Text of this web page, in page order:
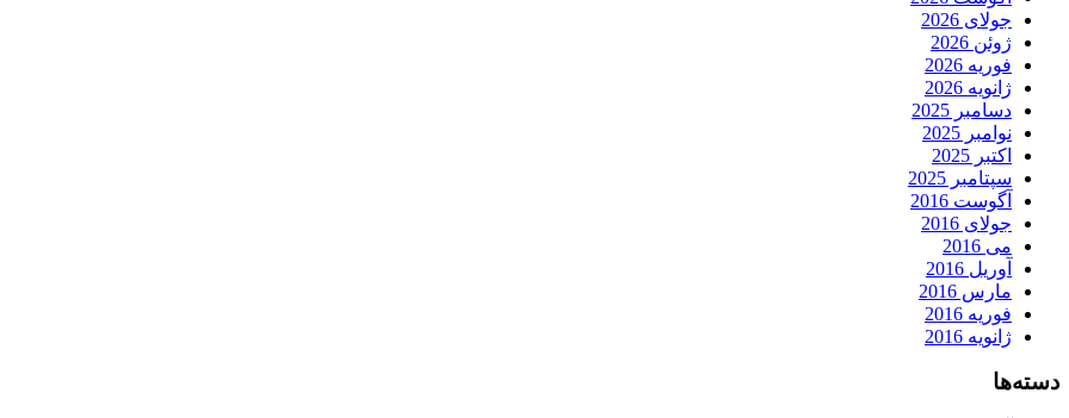
جولای 2026
ژوئن 2026
فوریه 2026
ژانویه 2026
دسامبر 2025
نوامبر 2025
اکتبر 2025
سپتامبر 2025
آگوست 2016
جولای 2016
می 2016
آوریل 2016
مارس 2016
فوریه 2016
ژانویه 2016
دسته‌ها